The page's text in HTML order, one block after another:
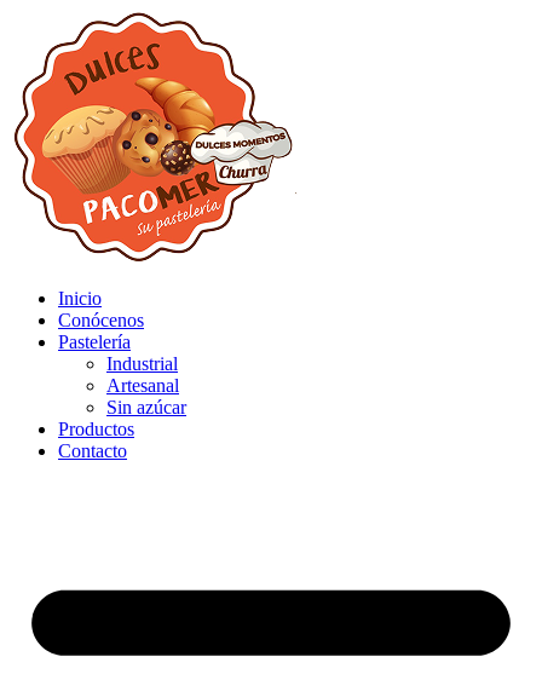
Inicio
Conócenos
Pastelería
Industrial
Artesanal
Sin azúcar
Productos
Contacto